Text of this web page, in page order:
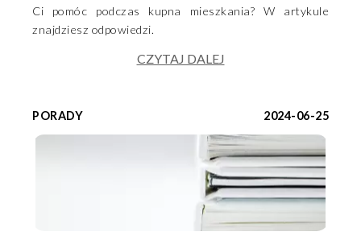
Ci pomóc podczas kupna mieszkania? W artykule
znajdziesz odpowiedzi.
CZYTAJ DALEJ
PORADY 2024-06-25